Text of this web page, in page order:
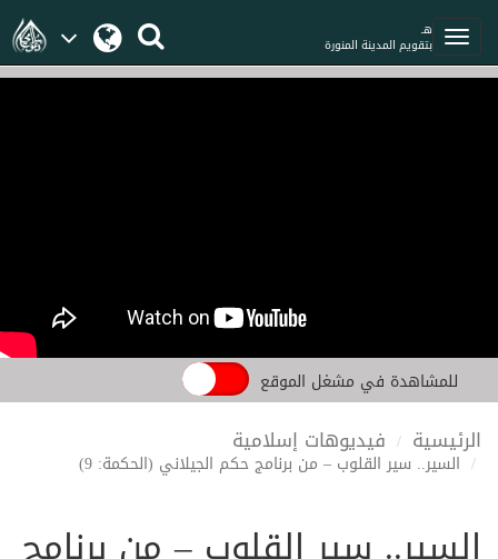
هـ
بتقويم المدينة المنورة
للمشاهدة في مشغل الموقع
الرئيسية فيديوهات إسلامية
السير.. سير القلوب – من برنامج حكم الجيلاني (الحكمة: 9)